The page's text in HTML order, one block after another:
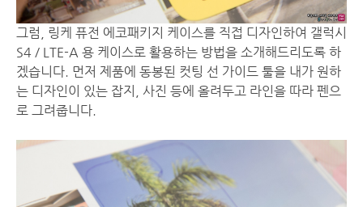
그럼, 링케 퓨전 에코패키지 케이스를 직접 디자인하여 갤럭시
S4 / LTE-A 용 케이스로 활용하는 방법을 소개해드리도록 하
겠습니다. 먼저 제품에 동봉된 컷팅 선 가이드 툴을 내가 원하
는 디자인이 있는 잡지, 사진 등에 올려두고 라인을 따라 펜으
로 그려줍니다.